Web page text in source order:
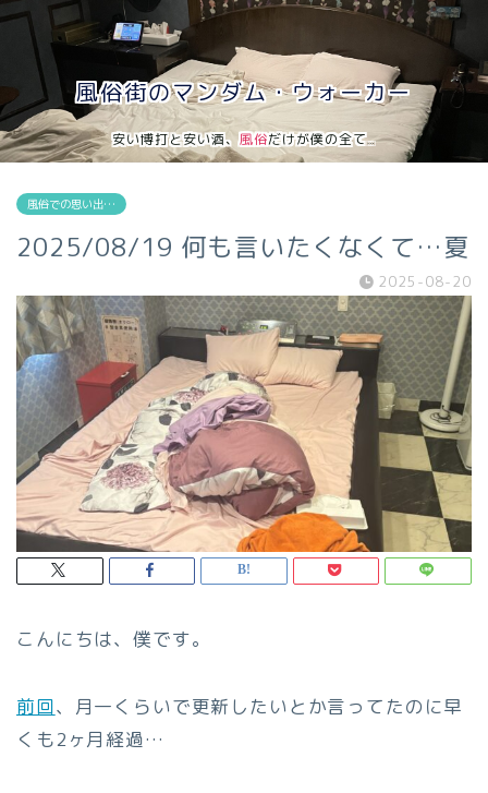
風俗街のマンダム・ウォーカー
安い博打と安い酒、風俗だけが僕の全て…
風俗での思い出…
2025/08/19 何も言いたくなくて…夏
2025-08-20
こんにちは、僕です。
前回、月一くらいで更新したいとか言ってたのに早
くも2ヶ月経過…